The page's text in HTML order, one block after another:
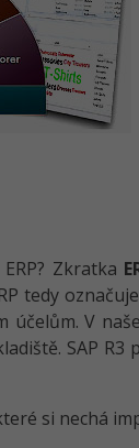
Zkratka
tedy
V
SAP R3
si nechá